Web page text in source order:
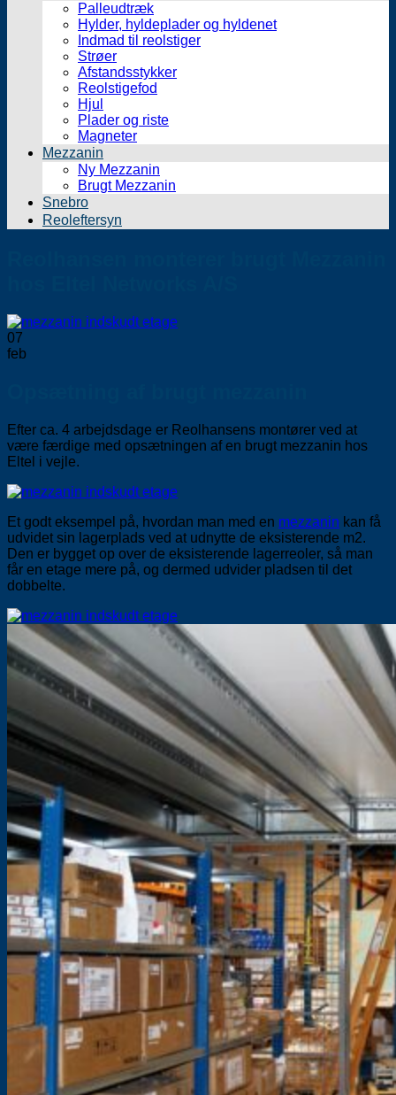
Palleudtræk
Hylder, hyldeplader og hyldenet
Indmad til reolstiger
Strøer
Afstandsstykker
Reolstigefod
Hjul
Plader og riste
Magneter
Mezzanin
Ny Mezzanin
Brugt Mezzanin
Snebro
Reoleftersyn
07
feb
Efter ca. 4 arbejdsdage er Reolhansens montører ved at
være færdige med opsætningen af en brugt mezzanin hos
Eltel i vejle.
Et godt eksempel på, hvordan man med en mezzanin kan få
udvidet sin lagerplads ved at udnytte de eksisterende m2.
Den er bygget op over de eksisterende lagerreoler, så man
får en etage mere på, og dermed udvider pladsen til det
dobbelte.